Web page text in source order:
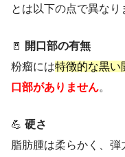
とは以下の点で異なり
🚪 開口部の有無
粉瘤には特徴的な黒い
口部がありません。
💪 硬さ
脂肪腫は柔らかく、弾